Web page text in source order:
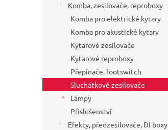
Komba, zesilovače, reproboxy
Komba pro elektrické kytary
Komba pro akustické kytary
Kytarové zesilovače
Kytarové reproboxy
Přepínače, footswitch
Sluchátkové zesilovače
Lampy
Příslušenství
Efekty, předzesilovače, DI boxy